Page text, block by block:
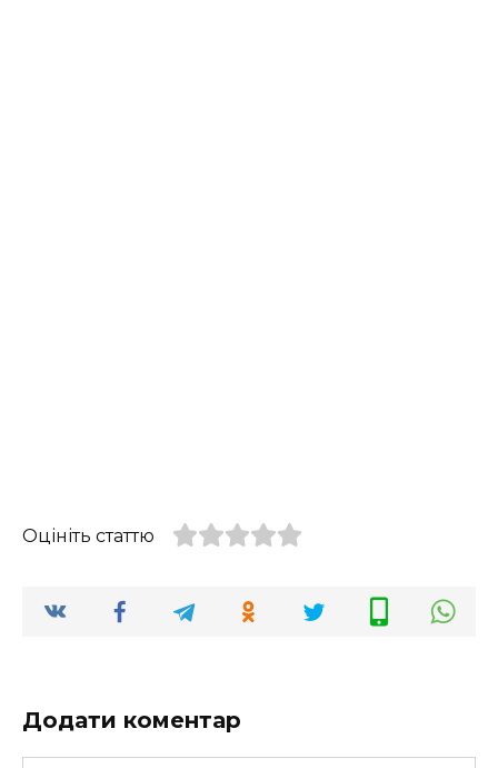
Оцініть статтю
Додати коментар